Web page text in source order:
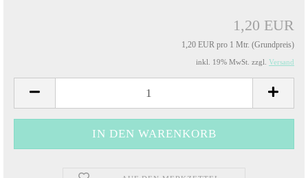
1,20 EUR
1,20 EUR pro 1 Mtr. (Grundpreis)
inkl. 19% MwSt. zzgl. Versand